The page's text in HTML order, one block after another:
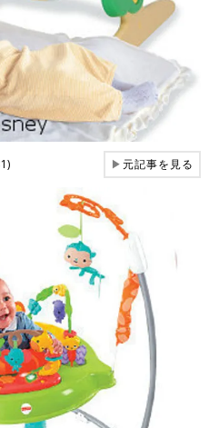
▶元記事を見る